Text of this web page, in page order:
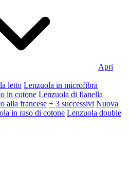
Apri
letto Lenzuola in microfibra
in cotone Lenzuola di flanella
alla francese + 3 successivi Nuova
in raso di cotone Lenzuola double